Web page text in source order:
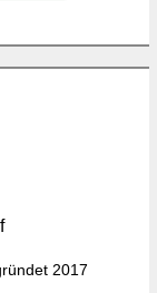
2017